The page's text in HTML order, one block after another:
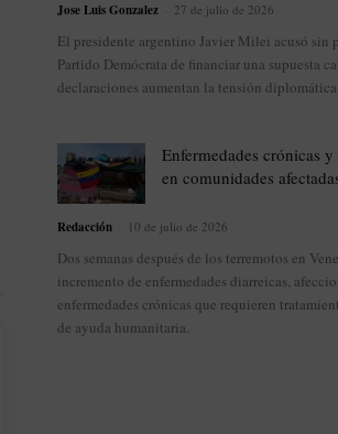
Jose Luis Gonzalez 27 de julio de 2026
El presidente argentino Javier Milei acusó sin
Partido Demócrata de financiar una supuesta
declaraciones aumentan la tensión
Enfermedades crónicas
en comunidades
Redacción 10 de julio de 2026
Dos semanas después de los terremotos en
incremento de enfermedades diarreicas,
enfermedades crónicas que requieren
de ayuda humanitaria.